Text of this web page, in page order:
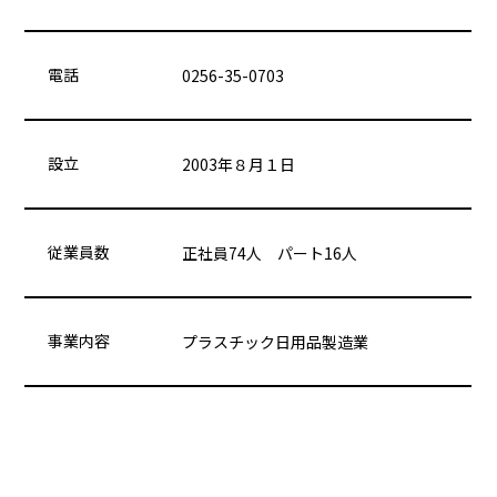
電話 0256-35-0703
設立 2003年８月１日
従業員数 正社員74人 パート16人
事業内容 プラスチック日用品製造業